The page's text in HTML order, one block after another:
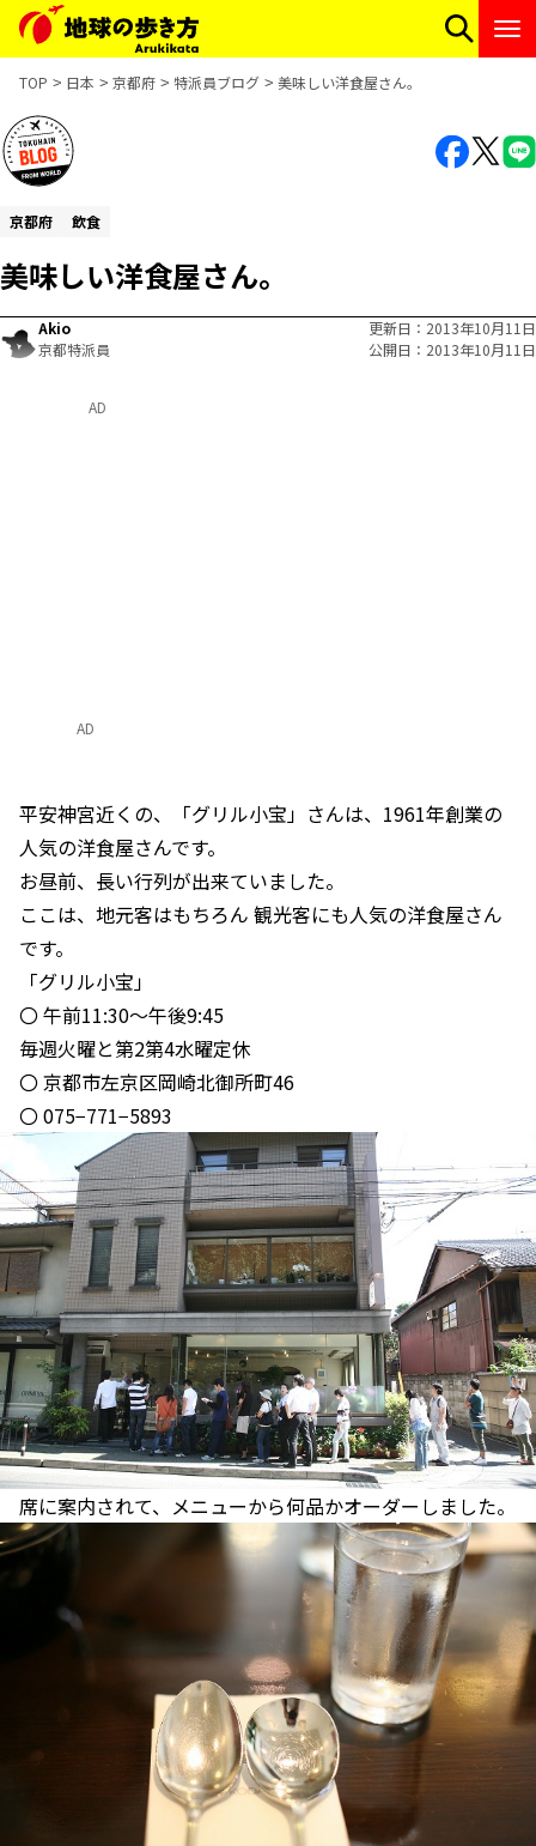
TOP 日本 京都府 特派員ブログ 美味しい洋食屋さん。
京都府 飲食
美味しい洋食屋さん。
Akio
京都特派員
更新日
2013年10月11日
公開日
2013年10月11日
AD
平安神宮近くの、「グリル小宝」さんは、1961年創業の
人気の洋食屋さんです。
お昼前、長い行列が出来ていました。
ここは、地元客はもちろん 観光客にも人気の洋食屋さん
です。
「グリル小宝」
〇 午前11:30〜午後9:45
毎週火曜と第2第4水曜定休
〇 京都市左京区岡崎北御所町46
〇 075−771−5893
席に案内されて、メニューから何品かオーダーしました。
AD